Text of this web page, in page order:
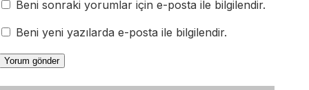
Beni sonraki yorumlar için e-posta ile bilgilendir.
Beni yeni yazılarda e-posta ile bilgilendir.